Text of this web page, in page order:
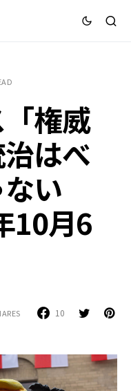
権威
はべ
い
10月6
10